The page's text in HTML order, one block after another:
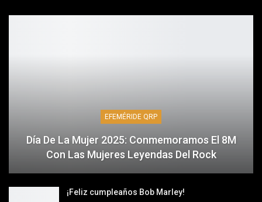
EFEMÉRIDE QRP
Día De La Mujer 2025: Conmemoramos El 8M
Con Las Mujeres Leyendas Del Rock
¡Feliz cumpleaños Bob Marley!